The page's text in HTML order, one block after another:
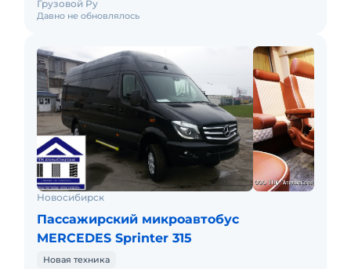
Давно не обновлялось
Грузовой Ру
Новосибирск
Пассажирский микроавтобус
MERCEDES Sprinter 315
Новая техника